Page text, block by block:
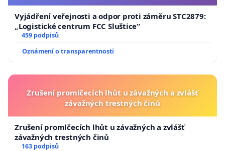
Vyjádření veřejnosti a odpor proti záměru STC2879:
„Logistické centrum FCC Sluštice“
459 podpisů
Oznámení o transparentnosti
Zrušení promlčecích lhůt u závažných a zvlášť
závažných trestných činů
Zrušení promlčecích lhůt u závažných a zvlášť
závažných trestných činů
163 podpisů